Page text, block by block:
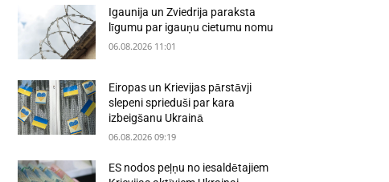
Igaunija un Zviedrija paraksta
līgumu par igauņu cietumu nomu
06.08.2026 11:01
Eiropas un Krievijas pārstāvji
slepeni sprieduši par kara
izbeigšanu Ukrainā
06.08.2026 09:19
ES nodos peļņu no iesaldētajiem